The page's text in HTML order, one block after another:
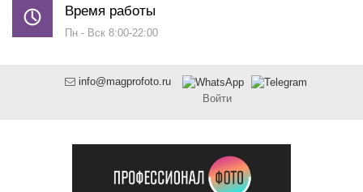
Время работы
Пн - Вск 8:00-22:00
info@magprofoto.ru
Войти